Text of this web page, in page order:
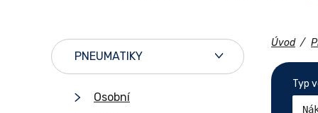
Úvod /
Typ
PNEUMATIKY
Osobní